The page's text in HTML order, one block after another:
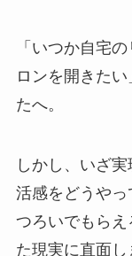
「いつか自宅
ロンを開きた
たへ。
しかし、いざ
活感をどうやっ
つろいでもら
た現実に直面し